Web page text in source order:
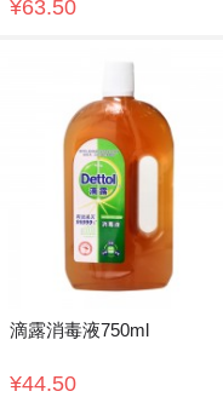
¥63.50
滴露消毒液750ml
¥44.50